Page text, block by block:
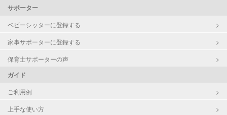
サポーター
ベビーシッターに登録する
家事サポーターに登録する
保育士サポーターの声
ガイド
ご利用例
上手な使い方